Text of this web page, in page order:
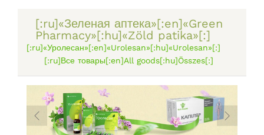
[:ru]«Зеленая аптека»[:en]«Green
Pharmacy»[:hu]«Zöld patika»[:]
[:ru]«Уролесан»[:en]«Urolesan»[:hu]«Urolesan»[:]
[:ru]Все товары[:en]All goods[:hu]Összes[:]